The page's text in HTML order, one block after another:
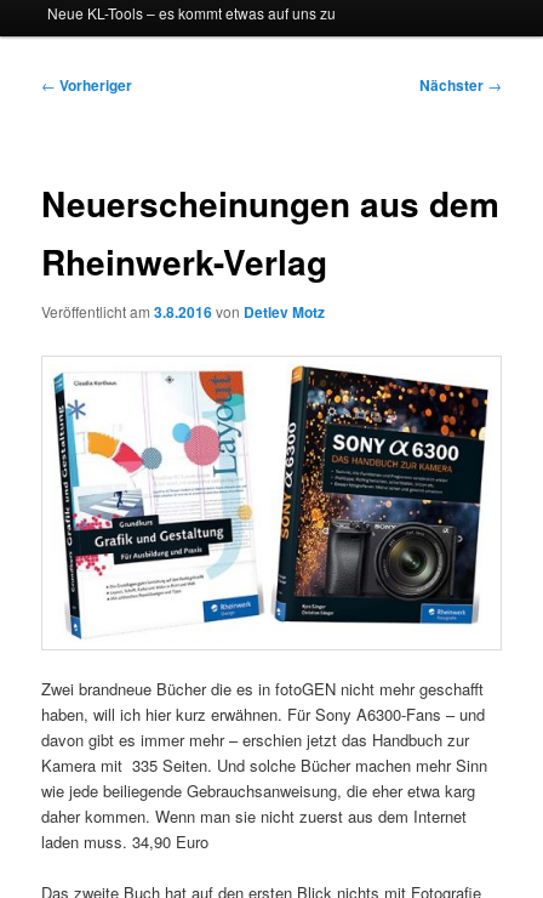
Neue KL-Tools – es kommt etwas auf uns zu
Beitragsnavigation
← Vorheriger Nächster →
Neuerscheinungen aus dem
Rheinwerk-Verlag
Veröffentlicht am3.8.2016von Detlev Motz
Zwei brandneue Bücher die es in fotoGEN nicht mehr geschafft
haben, will ich hier kurz erwähnen. Für Sony A6300-Fans – und
davon gibt es immer mehr – erschien jetzt das Handbuch zur
Kamera mit 335 Seiten. Und solche Bücher machen mehr Sinn
wie jede beiliegende Gebrauchsanweisung, die eher etwa karg
daher kommen. Wenn man sie nicht zuerst aus dem Internet
laden muss. 34,90 Euro
Das zweite Buch hat auf den ersten Blick nichts mit Fotografie